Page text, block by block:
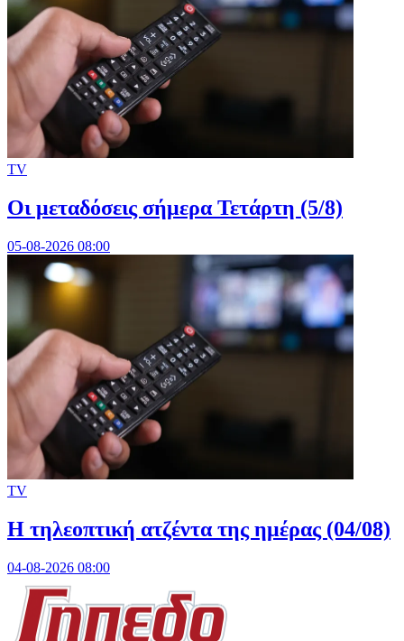
TV
Οι μεταδόσεις σήμερα Τετάρτη (5/8)
05-08-2026 08:00
TV
Η τηλεοπτική ατζέντα της ημέρας (04/08)
04-08-2026 08:00